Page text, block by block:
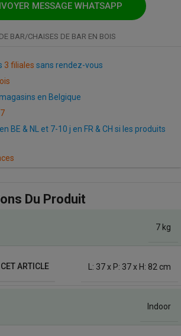
MESSAGE WHATSAPP
BAR/CHAISES DE BAR EN BOIS
3 filiales sans rendez-vous
en Belgique
BE & NL et 7-10 j en FR & CH si les produits
Du Produit
7 kg
ARTICLE L: 37 x P: 37 x H: 82 cm
Indoor